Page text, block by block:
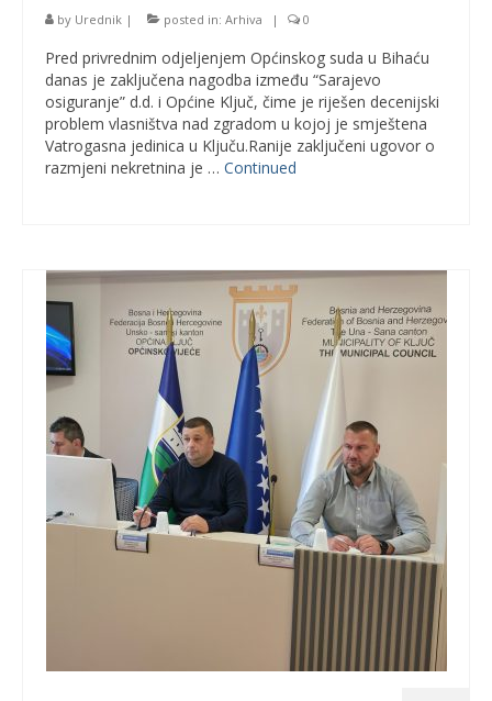
by Urednik | posted in: Arhiva | 0
Pred privrednim odjeljenjem Općinskog suda u Bihaću
danas je zaključena nagodba između “Sarajevo
osiguranje” d.d. i Općine Ključ, čime je riješen decenijski
problem vlasništva nad zgradom u kojoj je smještena
Vatrogasna jedinica u Ključu.Ranije zaključeni ugovor o
razmjeni nekretnina je … Continued